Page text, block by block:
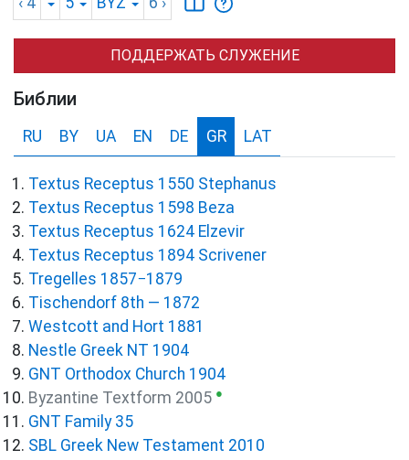
ПОДДЕРЖАТЬ СЛУЖЕНИЕ
Библии
RU BY UA EN DE GR LAT
Textus Receptus 1550 Stephanus
Textus Receptus 1598 Beza
Textus Receptus 1624 Elzevir
Textus Receptus 1894 Scrivener
Tregelles 1857−1879
Tischendorf 8th — 1872
Westcott and Hort 1881
Nestle Greek NT 1904
GNT Orthodox Church 1904
Byzantine Textform 2005 ●
GNT Family 35
SBL Greek New Testament 2010